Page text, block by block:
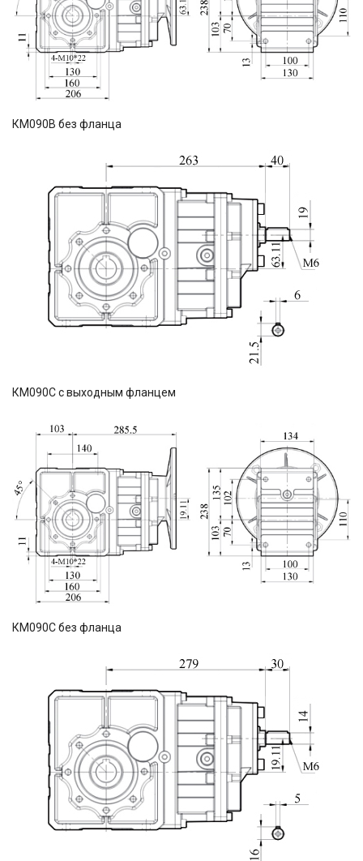
КМ090В без фланца
КМ090С с выходным фланцем
КМ090С без фланца